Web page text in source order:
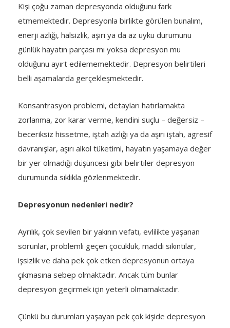
Kişi çoğu zaman depresyonda olduğunu fark
etmemektedir. Depresyonla birlikte görülen bunalım,
enerji azlığı, halsizlik, aşırı ya da az uyku durumunu
günlük hayatın parçası mı yoksa depresyon mu
olduğunu ayırt edilememektedir. Depresyon belirtileri
belli aşamalarda gerçekleşmektedir.
Konsantrasyon problemi, detayları hatırlamakta
zorlanma, zor karar verme, kendini suçlu – değersiz –
beceriksiz hissetme, iştah azlığı ya da aşırı iştah, agresif
davranışlar, aşırı alkol tüketimi, hayatın yaşamaya değer
bir yer olmadığı düşüncesi gibi belirtiler depresyon
durumunda sıklıkla gözlenmektedir.
Depresyonun nedenleri nedir?
Ayrılık, çok sevilen bir yakının vefatı, evlilikte yaşanan
sorunlar, problemli geçen çocukluk, maddi sıkıntılar,
işsizlik ve daha pek çok etken depresyonun ortaya
çıkmasına sebep olmaktadır. Ancak tüm bunlar
depresyon geçirmek için yeterli olmamaktadır.
Çünkü bu durumları yaşayan pek çok kişide depresyon